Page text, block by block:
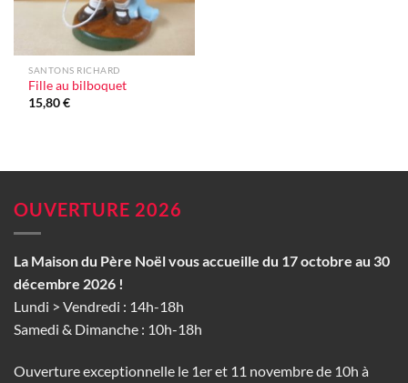
SANTONS RICHARD
Fille au bilboquet
15,80€
OUVERTURE 2026
La Maison du Père Noël vous accueille du 17 octobre au 30
décembre 2026 !
Lundi > Vendredi : 14h-18h
Samedi & Dimanche : 10h-18h
Ouverture exceptionnelle le 1er et 11 novembre de 10h à